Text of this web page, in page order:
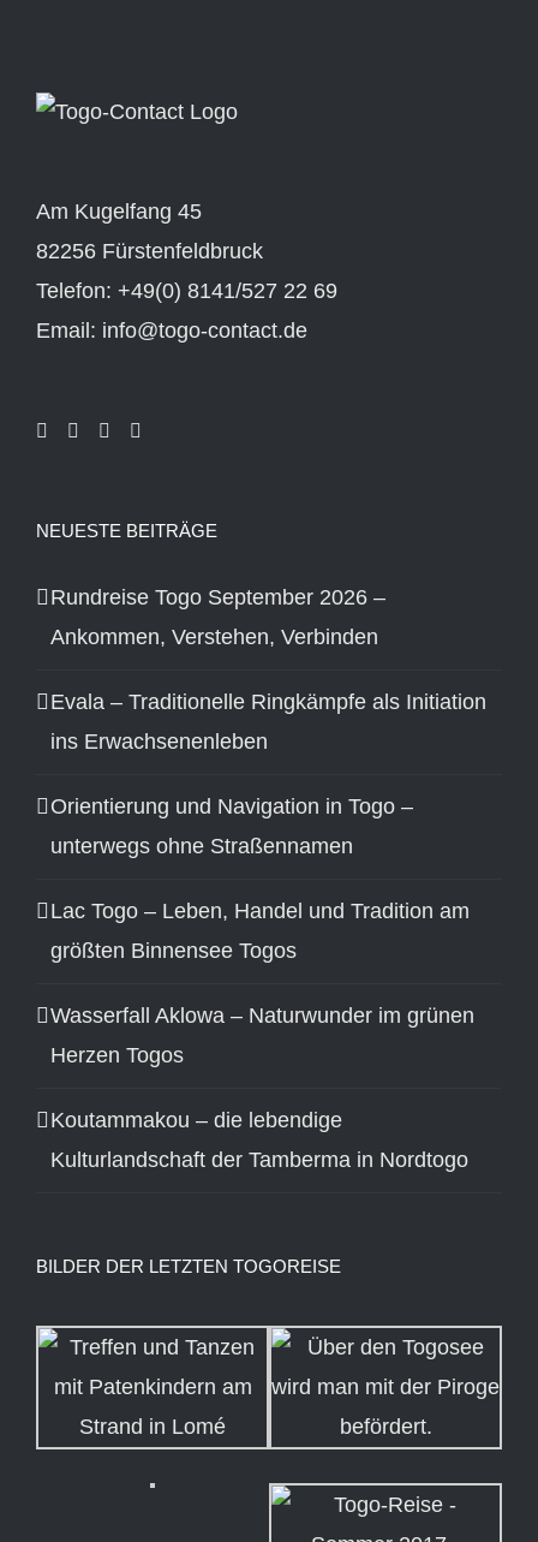
Am Kugelfang 45
82256 Fürstenfeldbruck
Telefon: +49(0) 8141/527 22 69
Email: info@togo-contact.de
NEUESTE BEITRÄGE
Rundreise Togo September 2026 –
Ankommen, Verstehen, Verbinden
Evala – Traditionelle Ringkämpfe als Initiation
ins Erwachsenenleben
Orientierung und Navigation in Togo –
unterwegs ohne Straßennamen
Lac Togo – Leben, Handel und Tradition am
größten Binnensee Togos
Wasserfall Aklowa – Naturwunder im grünen
Herzen Togos
Koutammakou – die lebendige
Kulturlandschaft der Tamberma in Nordtogo
BILDER DER LETZTEN TOGOREISE